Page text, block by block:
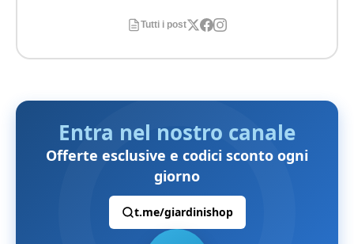
Tutti i post
Entra nel nostro canale
Offerte esclusive e codici sconto ogni
giorno
t.me/giardinishop